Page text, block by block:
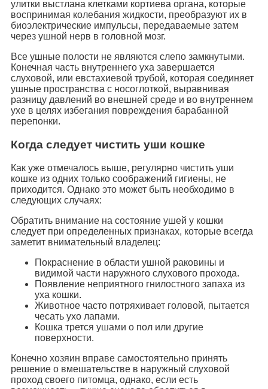
улитки выстлана клетками кортиева органа, которые
воспринимая колебания жидкости, преобразуют их в
биоэлектрические импульсы, передаваемые затем
через ушной нерв в головной мозг.
Все ушные полости не являются слепо замкнутыми.
Конечная часть внутреннего уха завершается
слуховой, или евстахиевой трубой, которая соединяет
ушные пространства с носоглоткой, выравнивая
разницу давлений во внешней среде и во внутреннем
ухе в целях избегания повреждения барабанной
перепонки.
Когда следует чистить уши кошке
Как уже отмечалось выше, регулярно чистить уши
кошке из одних только соображений гигиены, не
приходится. Однако это может быть необходимо в
следующих случаях:
Обратить внимание на состояние ушей у кошки
следует при определенных признаках, которые всегда
заметит внимательный владелец:
Покраснение в области ушной раковины и
видимой части наружного слухового прохода.
Появление неприятного гнилостного запаха из
уха кошки.
Животное часто потряхивает головой, пытается
чесать ухо лапами.
Кошка трется ушами о пол или другие
поверхности.
Конечно хозяин вправе самостоятельно принять
решение о вмешательстве в наружный слуховой
проход своего питомца, однако, если есть